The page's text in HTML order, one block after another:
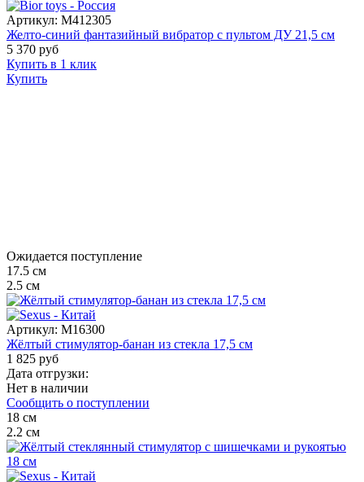
Артикул: M412305
Желто-синий фантазийный вибратор с пультом ДУ 21,5 см
5 370 руб
Купить в 1 клик
Купить
Ожидается поступление
17.5 см
2.5 см
Артикул: M16300
Жёлтый стимулятор-банан из стекла 17,5 см
1 825 руб
Дата отгрузки:
Нет в наличии
Сообщить о поступлении
18 см
2.2 см